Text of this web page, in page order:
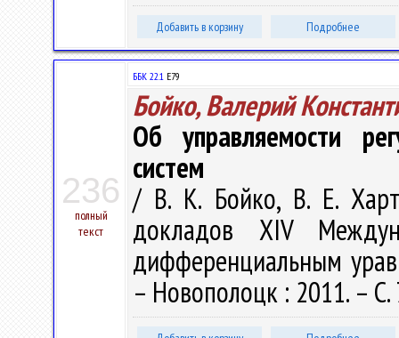
Добавить в корзину Подробнее
236
полный
текст
ББК 22.1 Е79
Бойко, Валерий
Об управляемости
систем
/ В. К. Бойко, В. Е.
докладов XIV
дифференциальным
– Новополоцк : 2011. –